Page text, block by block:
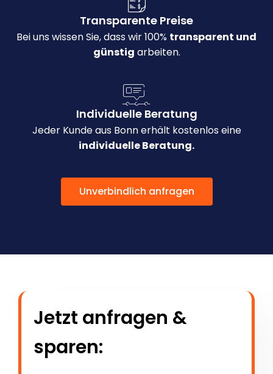
Transparente Preise
Bei uns wissen Sie, dass wir 100% transparent und
günstig arbeiten.
Individuelle Beratung
Jeder Kunde aus Bonn erhält kostenlos eine
individuelle Beratung.
Unverbindlich anfragen
Jetzt anfragen &
sparen: